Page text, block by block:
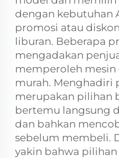
dengan kebutuhan
promosi atau
liburan. Beberapa
mengadakan
memperoleh
murah. Menghadiri
merupakan pilihan
bertemu langsung
dan bahkan
sebelum membeli.
yakin bahwa